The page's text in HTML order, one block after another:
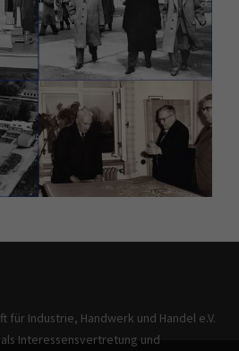
für Industrie, Handwerk und Handel e.V.
Interessensvertretung und